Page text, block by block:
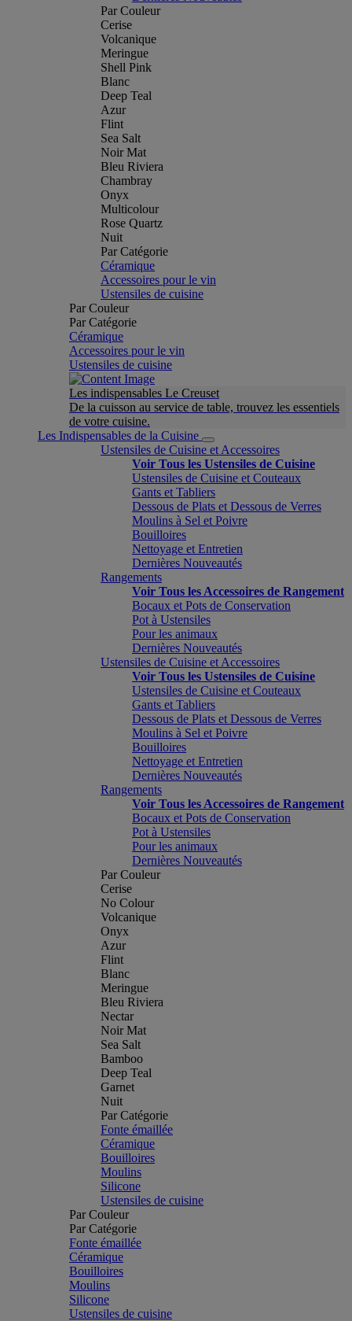
Par Couleur
Cerise
Volcanique
Meringue
Shell Pink
Blanc
Deep Teal
Azur
Flint
Sea Salt
Noir Mat
Bleu Riviera
Chambray
Onyx
Multicolour
Rose Quartz
Nuit
Par Catégorie
Céramique
Accessoires pour le vin
Ustensiles de cuisine
Par Couleur
Par Catégorie
Céramique
Accessoires pour le vin
Ustensiles de cuisine
Les indispensables Le Creuset
De la cuisson au service de table, trouvez les essentiels
de votre cuisine.
Les Indispensables de la Cuisine
Ustensiles de Cuisine et Accessoires
Voir Tous les Ustensiles de Cuisine
Ustensiles de Cuisine et Couteaux
Gants et Tabliers
Dessous de Plats et Dessous de Verres
Moulins à Sel et Poivre
Bouilloires
Nettoyage et Entretien
Dernières Nouveautés
Rangements
Voir Tous les Accessoires de Rangement
Bocaux et Pots de Conservation
Pot à Ustensiles
Pour les animaux
Dernières Nouveautés
Ustensiles de Cuisine et Accessoires
Voir Tous les Ustensiles de Cuisine
Ustensiles de Cuisine et Couteaux
Gants et Tabliers
Dessous de Plats et Dessous de Verres
Moulins à Sel et Poivre
Bouilloires
Nettoyage et Entretien
Dernières Nouveautés
Rangements
Voir Tous les Accessoires de Rangement
Bocaux et Pots de Conservation
Pot à Ustensiles
Pour les animaux
Dernières Nouveautés
Par Couleur
Cerise
No Colour
Volcanique
Onyx
Azur
Flint
Blanc
Meringue
Bleu Riviera
Nectar
Noir Mat
Sea Salt
Bamboo
Deep Teal
Garnet
Nuit
Par Catégorie
Fonte émaillée
Céramique
Bouilloires
Moulins
Silicone
Ustensiles de cuisine
Par Couleur
Par Catégorie
Fonte émaillée
Céramique
Bouilloires
Moulins
Silicone
Ustensiles de cuisine